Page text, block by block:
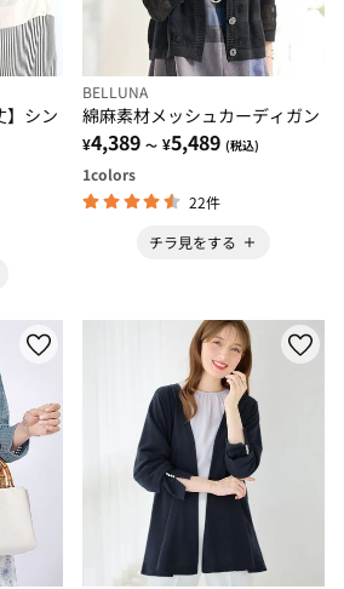
】シン
BELLUNA
綿麻素材メッシュカーディガン
¥4,389 ～ ¥5,489 (税込)
1colors
22件
チラ見をする